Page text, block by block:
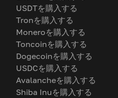
USDTを購入する
Tronを購入する
Moneroを購入する
Toncoinを購入する
Dogecoinを購入する
USDCを購入する
Avalancheを購入する
Shiba Inuを購入する